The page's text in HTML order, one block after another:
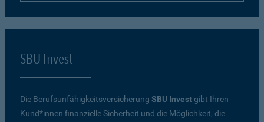
SBU Invest
Die Berufsunfähigkeitsversicherung SBU Investgibt Ihren
Kund*innen finanzielle Sicherheit und die Möglichkeit, die